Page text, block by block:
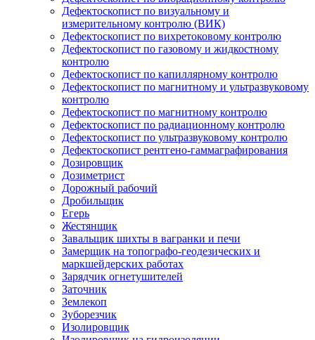
Дефектоскопист по визуальному и
измерительному контролю (ВИК)
Дефектоскопист по вихретоковому контролю
Дефектоскопист по газовому и жидкостному
контролю
Дефектоскопист по капиллярному контролю
Дефектоскопист по магнитному и ультразвуковому
контролю
Дефектоскопист по магнитному контролю
Дефектоскопист по радиационному контролю
Дефектоскопист по ультразвуковому контролю
Дефектоскопист рентгено-гаммаграфирования
Дозировщик
Дозиметрист
Дорожный рабочий
Дробильщик
Егерь
Жестянщик
Завальщик шихты в вагранки и печи
Замерщик на топографо-геодезических и
маркшейдерских работах
Зарядчик огнетушителей
Заточник
Землекоп
Зуборезчик
Изолировщик